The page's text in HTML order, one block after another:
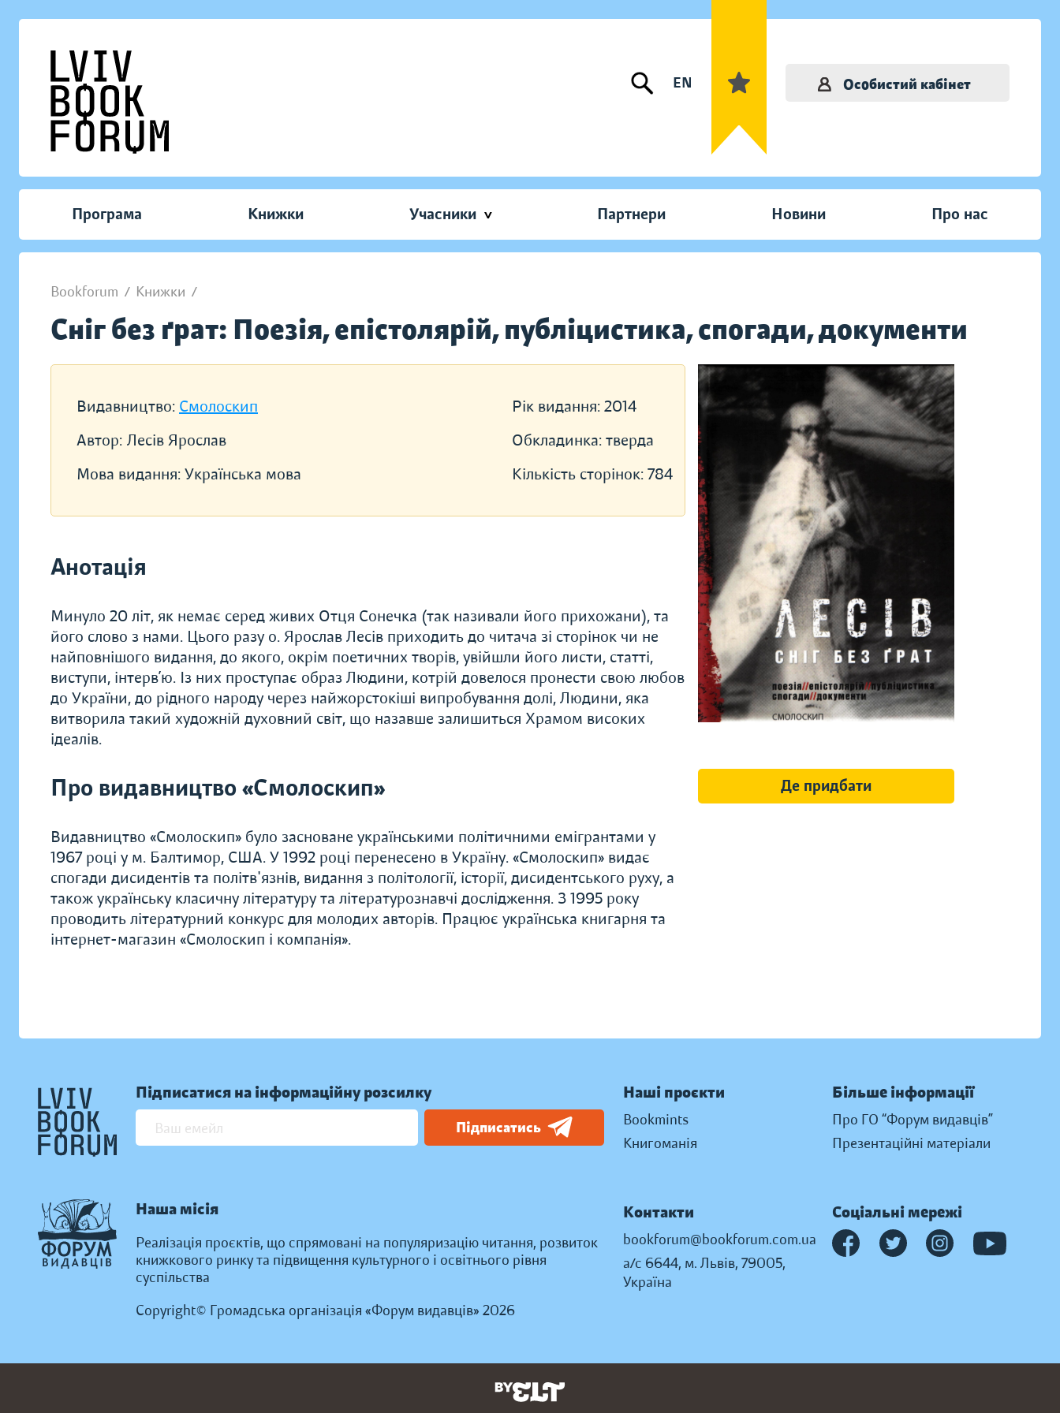
EN Особистий кабінет
Програма Книжки Учасники Партнери Новини Про нас
Bookforum / Книжки /
Сніг без ґрат: Поезія, епістолярій, публіцистика, спогади, документи
Видавництво: Смолоскип
Автор: Лесів Ярослав
Мова видання: Українська мова
Рік видання: 2014
Обкладинка: тверда
Кількість сторінок: 784
Анотація
Минуло 20 літ, як немає серед живих Отця Сонечка (так називали його прихожани), та
його слово з нами. Цього разу о. Ярослав Лесів приходить до читача зі сторінок чи не
найповнішого видання, до якого, окрім поетичних творів, увійшли його листи, статті,
виступи, інтерв’ю. Із них проступає образ Людини, котрій довелося пронести свою любов
до України, до рідного народу через найжорстокіші випробування долі, Людини, яка
витворила такий художній духовний світ, що назавше залишиться Храмом високих
ідеалів.
Про видавництво «Смолоскип»
Видавництво «Смолоскип» було засноване українськими політичними емігрантами у
1967 році у м. Балтимор, США. У 1992 році перенесено в Україну. «Смолоскип» видає
спогади дисидентів та політв'язнів, видання з політології, історії, дисидентського руху, а
також українську класичну літературу та літературознавчі дослідження. З 1995 року
проводить літературний конкурс для молодих авторів. Працює українська книгарня та
інтернет-магазин «Смолоскип і компанія».
Де придбати
Підписатися на інформаційну розсилку
Підписатись
Наша місія
Реалізація проєктів, що спрямовані на популяризацію читання, розвиток
книжкового ринку та підвищення культурного і освітнього рівня
суспільства
Copyright© Громадська організація «Форум видавців» 2026
Наші проєкти
Bookmints
Книгоманія
Більше інформації
Про ГО “Форум видавців”
Презентаційні матеріали
Контакти
bookforum@bookforum.com.ua
а/с 6644, м. Львів, 79005,
Україна
Соціальні мережі